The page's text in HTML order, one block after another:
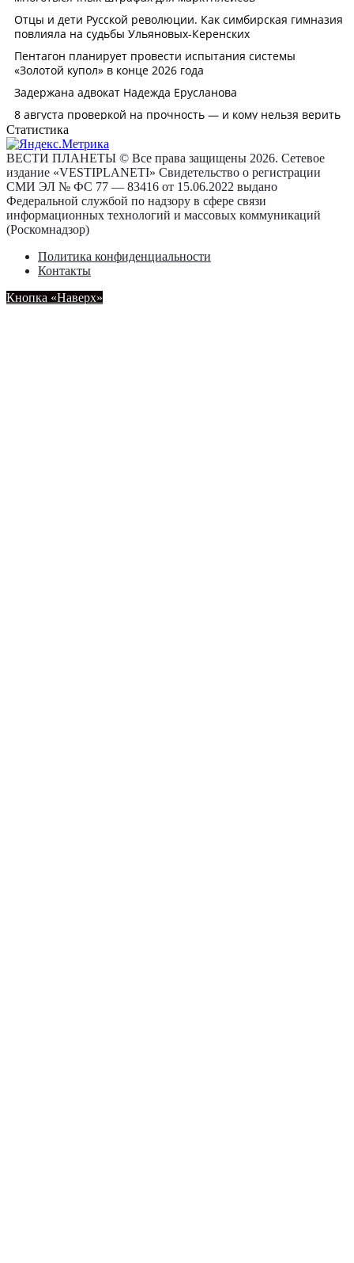
Статистика
ВЕСТИ ПЛАНЕТЫ © Все права защищены 2026. Сетевое
издание «VESTIPLANETI» Свидетельство о регистрации
СМИ ЭЛ № ФС 77 — 83416 от 15.06.2022 выдано
Федеральной службой по надзору в сфере связи
информационных технологий и массовых коммуникаций
(Роскомнадзор)
Политика конфиденциальности
Контакты
Кнопка «Наверх»